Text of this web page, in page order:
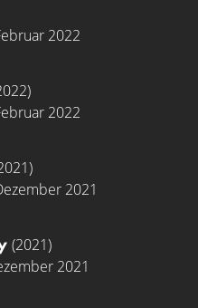
2022
2022
2021
(2021)
2021